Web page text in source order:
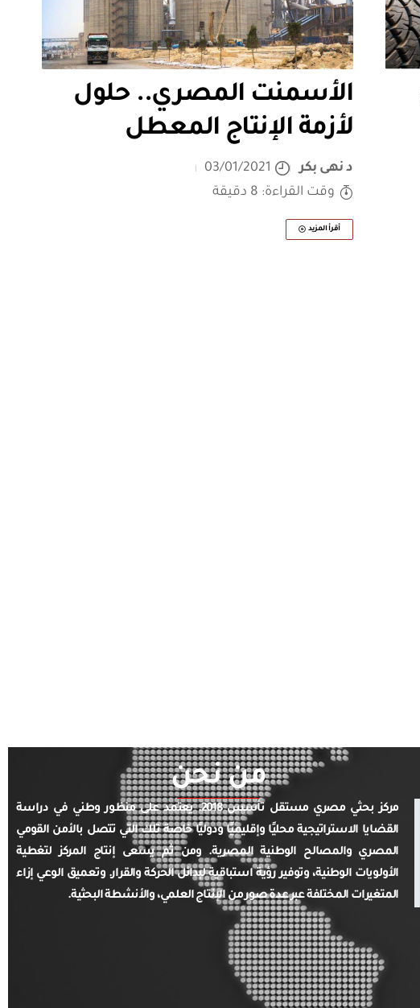
الأسمنت المصري.. حلول
لأزمة الإنتاج المعطل
د نهى بكر
03/01/2021
وقت القراءة: 8 دقيقة
أقرأ المزيد
من نحن
مركز بحثي مصري مستقل تأسس 2018. يعتمد على منظور وطني في دراسة
القضايا الاستراتيجية محليًا وإقليميًا ودوليًا خاصة تلك التي تتصل بالأمن القومي
المصري والمصالح الوطنية المصرية. ومن ثم يسعى إنتاج المركز لتغطية
الأولويات الوطنية، وتوفير رؤية استباقية لبدائل الحركة والقرار. وتعميق الوعي إزاء
المتغيرات المختلفة عبر عدة صور من الإنتاج العلمي، والأنشطة البحثية.